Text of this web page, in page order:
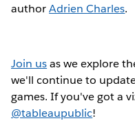
authorAdrien Charles.
Join usas we explore
we'll continue to
games. If you've got a
@tableaupublic!